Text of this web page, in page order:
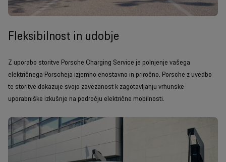
Fleksibilnost in udobje
Z uporabo storitve Porsche Charging Service je polnjenje vašega
električnega Porscheja izjemno enostavno in priročno. Porsche z uvedbo
te storitve dokazuje svojo zavezanost k zagotavljanju vrhunske
uporabniške izkušnje na področju električne mobilnosti.